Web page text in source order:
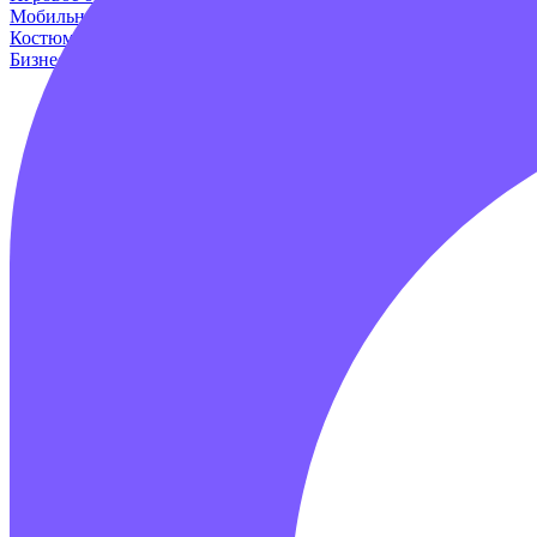
Мобильные аттракционы
Костюмы динозавров
Бизнес наборы